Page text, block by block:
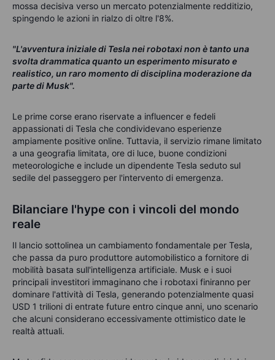
mossa decisiva verso un mercato potenzialmente redditizio,
spingendo le azioni in rialzo di oltre l'8%.
"L'avventura iniziale di Tesla nei robotaxi non è tanto una
svolta drammatica quanto un esperimento misurato e
realistico, un raro momento di disciplina moderazione da
parte di Musk".
Le prime corse erano riservate a influencer e fedeli
appassionati di Tesla che condividevano esperienze
ampiamente positive online. Tuttavia, il servizio rimane limitato
a una geografia limitata, ore di luce, buone condizioni
meteorologiche e include un dipendente Tesla seduto sul
sedile del passeggero per l'intervento di emergenza.
Bilanciare l'hype con i vincoli del mondo
reale
Il lancio sottolinea un cambiamento fondamentale per Tesla,
che passa da puro produttore automobilistico a fornitore di
mobilità basata sull'intelligenza artificiale. Musk e i suoi
principali investitori immaginano che i robotaxi finiranno per
dominare l'attività di Tesla, generando potenzialmente quasi
USD 1 trilioni di entrate future entro cinque anni, uno scenario
che alcuni considerano eccessivamente ottimistico date le
realtà attuali.